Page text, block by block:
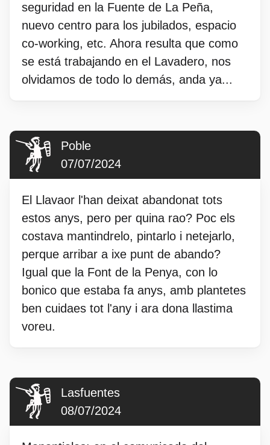
seguridad en la Fuente de La Peña,
nuevo centro para los jubilados, espacio
co-working, etc. Ahora resulta que como
se está trabajando en el Lavadero, nos
olvidamos de todo lo demás, anda ya...
Poble
07/07/2024
El Llavaor l'han deixat abandonat tots
estos anys, pero per quina rao? Poc els
costava mantindrelo, pintarlo i netejarlo,
perque arribar a ixe punt de abando?
Igual que la Font de la Penya, con lo
bonico que estaba fa anys, amb plantetes
ben cuidaes tot l'any i ara dona llastima
voreu.
Lasfuentes
08/07/2024